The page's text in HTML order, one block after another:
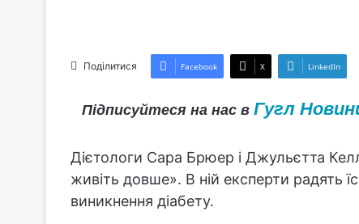
Поділитися Facebook X LinkedIn
Підписуйтеся на нас в Гугл
Дієтологи Сара Брюер і Джульєтта
живіть довше». В ній експерти радять
виникнення діабету.